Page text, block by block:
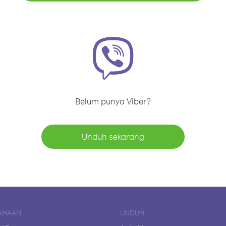
Belum punya Viber?
Unduh sekarang
UNDUH